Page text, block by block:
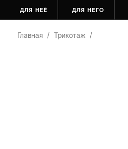
ДЛЯ НЕЁ ДЛЯ НЕГО
Главная / Трикотаж /